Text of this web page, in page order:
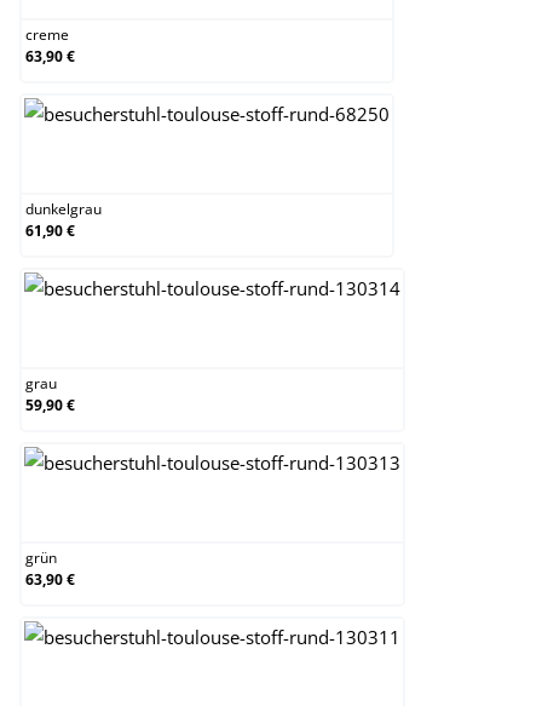
creme
63,90 €
dunkelgrau
61,90 €
grau
59,90 €
grün
63,90 €